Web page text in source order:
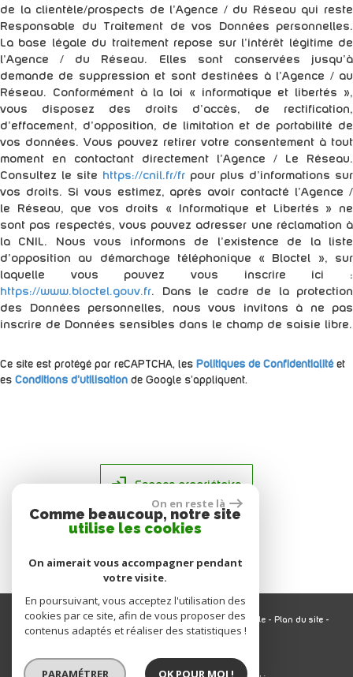
de la clientèle/prospects de l'Agence / du Réseau qui reste
Responsable du Traitement de vos Données personnelles.
La base légale du traitement repose sur l'intérêt légitime de
l'Agence / du Réseau. Elles sont conservées jusqu'à
demande de suppression et sont destinées à l'Agence / au
Réseau. Conformément à la loi « informatique et libertés »,
vous disposez des droits d’accès, de rectification,
d’effacement, d’opposition, de limitation et de portabilité de
vos données. Vous pouvez retirer votre consentement à tout
moment en contactant directement l’Agence / Le Réseau.
Consultez le site https://cnil.fr/fr pour plus d’informations sur
vos droits. Si vous estimez, après avoir contacté l'Agence /
le Réseau, que vos droits « Informatique et Libertés » ne
sont pas respectés, vous pouvez adresser une réclamation à
la CNIL. Nous vous informons de l’existence de la liste
d'opposition au démarchage téléphonique « Bloctel », sur
laquelle vous pouvez vous inscrire ici :
https://www.bloctel.gouv.fr. Dans le cadre de la protection
des Données personnelles, nous vous invitons à ne pas
inscrire de Données sensibles dans le champ de saisie libre.
Ce site est protégé par reCAPTCHA, les Politiques de Confidentialitéet
es Conditions d'utilisation de Google s'appliquent.
Espace propriétaire
© 2026 | Tous droits réservés | Traduction powered by Google - Plan du site -
Mentions légales-Nos honoraires-Partenaires-Admin
Site internet compatible multi-supports,
On en reste là
Comme beaucoup, notre site
utilise les cookies
On aimerait vous accompagner pendant
votre visite.
En poursuivant, vous acceptez l'utilisation des
cookies par ce site, afin de vous proposer des
contenus adaptés et réaliser des statistiques !
PARAMÉTRER OK POUR MOI !